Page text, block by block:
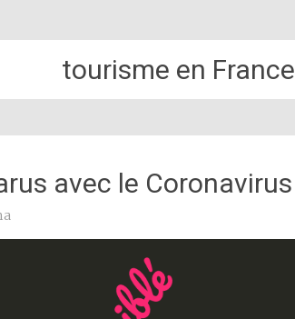
tourisme en France
avec le Coronavirus